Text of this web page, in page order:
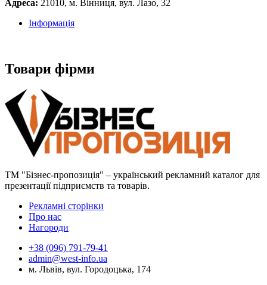
Адреса: 21010, м. Вінниця, вул. Лазо, 32
Інформація
Товари фірми
ТМ "Бізнес-пропозиція" – український рекламний каталог для
презентації підприємств та товарів.
Рекламні сторінки
Про нас
Нагороди
+38 (096) 791-79-41
admin@west-info.ua
м. Львів, вул. Городоцька, 174